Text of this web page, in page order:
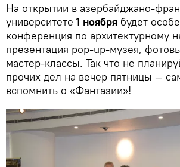
На открытии в азербайджано-
университете 1 ноября будет
конференция по архитектурному
презентация pop-up-музея,
мастер-классы. Так что не
прочих дел на вечер пятницы —
вспомнить о «Фантазии»!